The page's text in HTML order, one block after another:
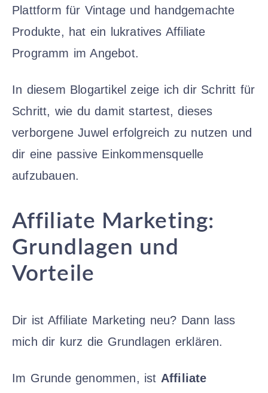
Plattform für Vintage und handgemachte
Produkte, hat ein lukratives Affiliate
Programm im Angebot.
In diesem Blogartikel zeige ich dir Schritt für
Schritt, wie du damit startest, dieses
verborgene Juwel erfolgreich zu nutzen und
dir eine passive Einkommensquelle
aufzubauen.
Affiliate Marketing:
Grundlagen und
Vorteile
Dir ist Affiliate Marketing neu? Dann lass
mich dir kurz die Grundlagen erklären.
Im Grunde genommen, ist Affiliate